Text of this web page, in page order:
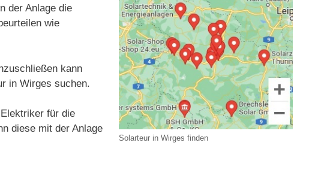
Solarteur in Wirges finden
der Anlage die
wie
kann
in Wirges suchen.
für die
diese mit der Anlage